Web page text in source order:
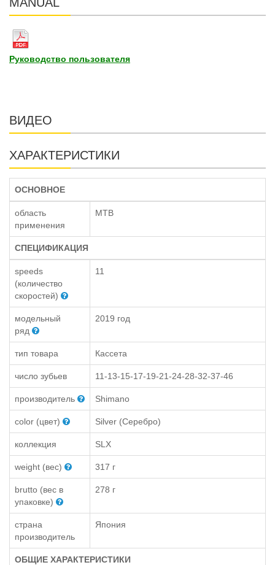
Руководство пользователя
ВИДЕО
ХАРАКТЕРИСТИКИ
ОСНОВНОЕ
область
применения
MTB
СПЕЦИФИКАЦИЯ
speeds
(количество
скоростей)
11
модельный
ряд
2019 год
тип товара Кассета
число зубьев 11-13-15-17-19-21-24-28-32-37-46
производитель Shimano
color (цвет) Silver (Серебро)
коллекция SLX
weight (вес) 317 г
brutto (вес в
упаковке)
278 г
страна
производитель
Япония
ОБЩИЕ ХАРАКТЕРИСТИКИ